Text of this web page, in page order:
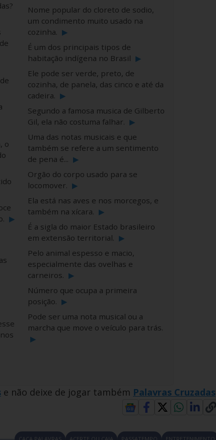
o
▶
Nome popular do cloreto de sodio,
um condimento muito usado na
cozinha. ▶
É um dos principais tipos de
habitação indígena no Brasil ▶
Ele pode ser verde, preto, de
cozinha, de panela, das cinco e até da
cadeira. ▶
Segundo a famosa musica de Gilberto
Gil, ela não costuma falhar. ▶
Uma das notas musicais e que
também se refere a um sentimento
de pena é... ▶
Orgão do corpo usado para se
locomover. ▶
Ela está nas aves e nos morcegos, e
também na xícara. ▶
É a sigla do maior Estado brasileiro
em extensão territorial. ▶
Pelo animal espesso e macio,
especialmente das ovelhas e
carneiros. ▶
Número que ocupa a primeira
posição. ▶
Pode ser uma nota musical ou a
marcha que move o veículo para trás.
▶
e não deixe de jogar também Palavras Cruzadas